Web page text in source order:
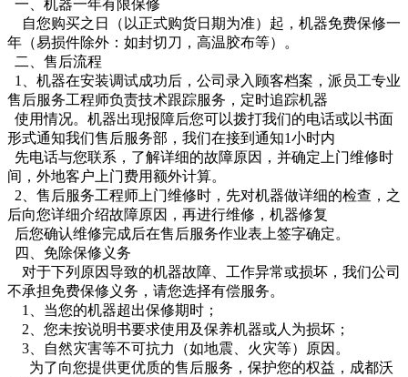
一、机器一年有限保修
自您购买之日（以正式购货日期为准）起，机器免费保修一
年（易损件除外：如封切刀，高温胶布等）。
二、售后流程
1、机器在安装调试成功后，公司录入顾客档案，派员工专业
售后服务工程师负责技术跟踪服务，定时追踪机器
使用情况。机器出现报障后您可以拨打我们的电话或以书面
形式通知我们售后服务部，我们在接到通知1小时内
先电话与您联系，了解详细的故障原因，并确定上门维修时
间，外地客户上门费用额外计算。
2、售后服务工程师上门维修时，先对机器做详细的检查，之
后向您详细介绍故障原因，再进行维修，机器修复
后您确认维修完成后在售后服务作业表上签字确定。
四、免除保修义务
对于下列原因导致的机器故障、工作异常或损坏，我们公司
不承担免费保修义务，请您选择有偿服务。
1、当您的机器超出保修期时；
2、您未按说明书要求使用及保养机器或人为损坏；
3、自然灾害等不可抗力（如地震、火灾等）原因。
为了向您提供更优质的售后服务，保护您的权益，成都沃